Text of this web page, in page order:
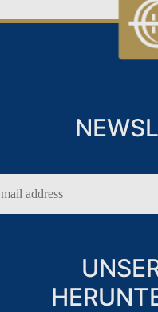
URLAUB NUR